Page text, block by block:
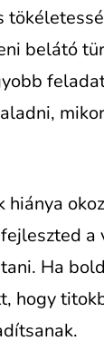
belátó
Ha
hogy